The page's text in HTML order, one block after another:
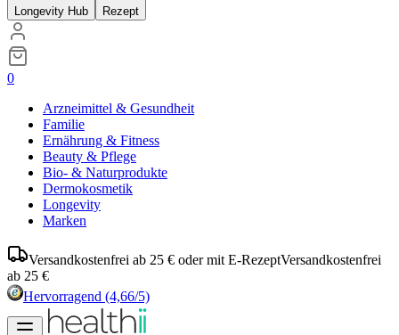
Longevity Hub Rezept
0
Arzneimittel & Gesundheit
Familie
Ernährung & Fitness
Beauty & Pflege
Bio- & Naturprodukte
Dermokosmetik
Longevity
Marken
Versandkostenfrei ab 25 € oder mit E-RezeptVersandkostenfrei
ab 25 €
Hervorragend (4,66/5)